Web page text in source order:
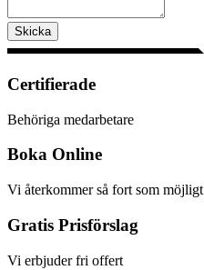
Skicka
Certifierade
Behöriga medarbetare
Boka Online
Vi återkommer så fort som möjligt
Gratis Prisförslag
Vi erbjuder fri offert